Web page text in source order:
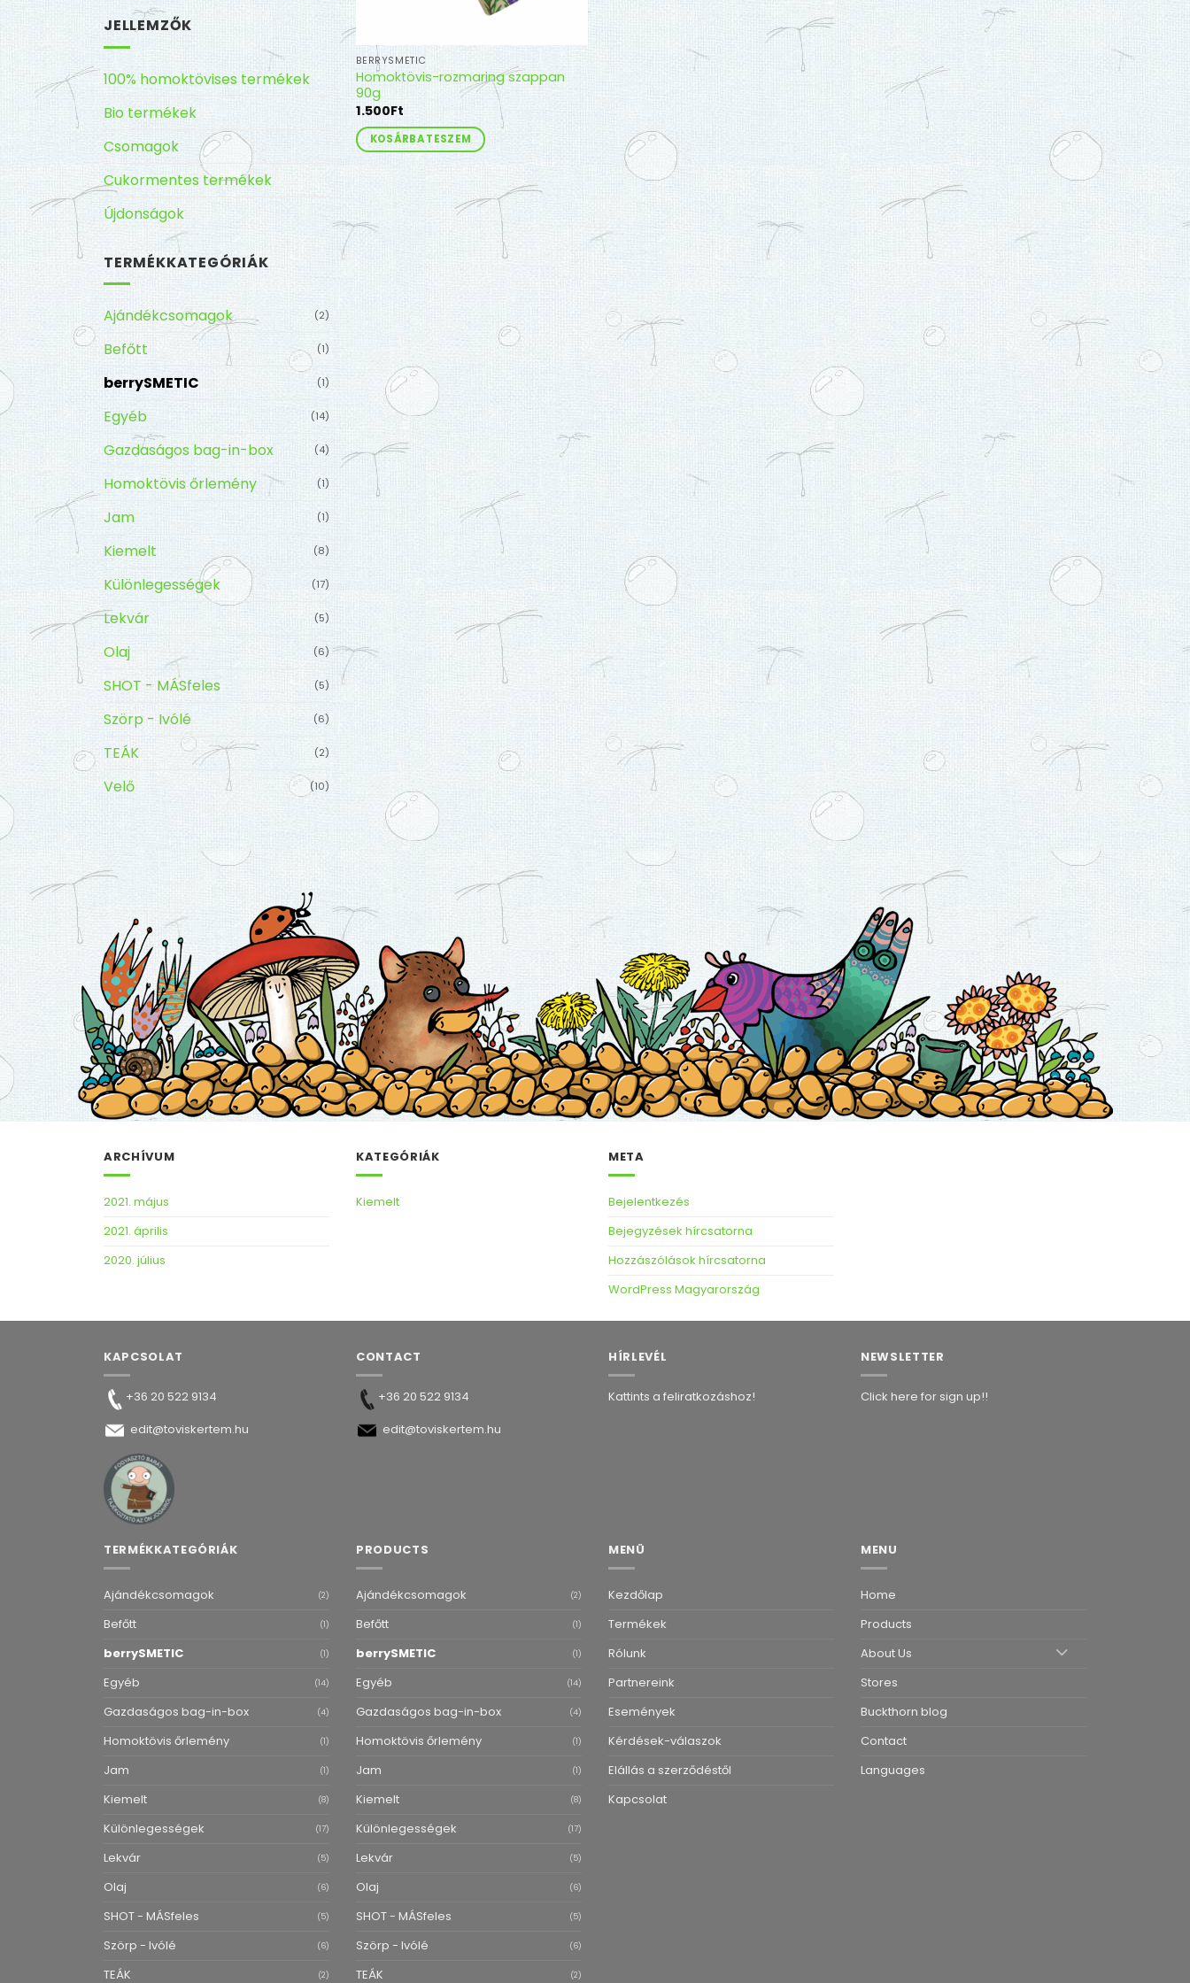
JELLEMZŐK
100% homoktövises termékek
Bio termékek
Csomagok
Cukormentes termékek
Újdonságok
TERMÉKKATEGÓRIÁK
Ajándékcsomagok (2)
Befőtt (1)
berrySMETIC (1)
Egyéb (14)
Gazdaságos bag-in-box (4)
Homoktövis őrlemény (1)
Jam (1)
Kiemelt (8)
Különlegességek (17)
Lekvár (5)
Olaj (6)
SHOT - MÁSfeles (5)
Szörp - Ivólé (6)
TEÁK (2)
Velő (10)
BERRYSMETIC
Homoktövis-rozmaring szappan
90g
1.500Ft
KOSÁRBA TESZEM
ARCHÍVUM
2021. május
2021. április
2020. július
KATEGÓRIÁK
Kiemelt
META
Bejelentkezés
Bejegyzések hírcsatorna
Hozzászólások hírcsatorna
WordPress Magyarország
KAPCSOLAT
+36 20 522 9134
edit@toviskertem.hu
CONTACT
+36 20 522 9134
edit@toviskertem.hu
HÍRLEVÉL
Kattints a feliratkozáshoz!
NEWSLETTER
Click here for sign up!!
TERMÉKKATEGÓRIÁK
Ajándékcsomagok (2)
Befőtt (1)
berrySMETIC (1)
Egyéb (14)
Gazdaságos bag-in-box (4)
Homoktövis őrlemény (1)
Jam (1)
Kiemelt (8)
Különlegességek (17)
Lekvár (5)
Olaj (6)
SHOT - MÁSfeles (5)
Szörp - Ivólé (6)
TEÁK (2)
PRODUCTS
Ajándékcsomagok (2)
Befőtt (1)
berrySMETIC (1)
Egyéb (14)
Gazdaságos bag-in-box (4)
Homoktövis őrlemény (1)
Jam (1)
Kiemelt (8)
Különlegességek (17)
Lekvár (5)
Olaj (6)
SHOT - MÁSfeles (5)
Szörp - Ivólé (6)
TEÁK (2)
MENÜ
Kezdőlap
Termékek
Rólunk
Partnereink
Események
Kérdések-válaszok
Elállás a szerződéstől
Kapcsolat
MENU
Home
Products
About Us
Stores
Buckthorn blog
Contact
Languages